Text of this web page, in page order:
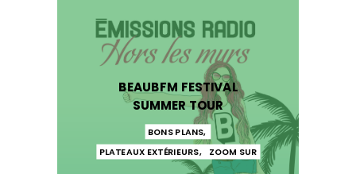
BEAUBFM FESTIVAL
SUMMER TOUR
BONS PLANS,
PLATEAUX EXTÉRIEURS, ZOOM SUR